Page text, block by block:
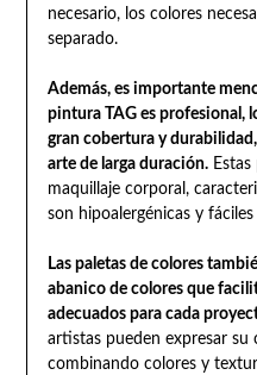
necesario, los colores
separado.
Además, es importante
pintura TAG es profesional,
gran cobertura y
arte de larga duración.Estas
maquillaje corporal,
son hipoalergénicas y
Las paletas de colores
abanico de colores que
adecuados para cada
artistas pueden expresar su
combinando colores y